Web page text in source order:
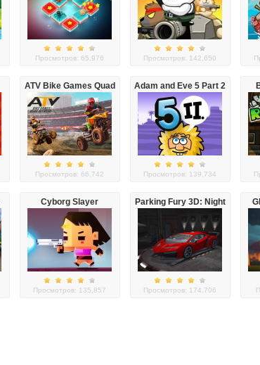
Просмотров: 65,976 Просмотров: 142,650
ATV Bike Games Quad
Offroad
Просмотров: 66,742
Adam and Eve 5 Part 2
Просмотров: 139,734
Cyborg Slayer
Просмотров: 135,857
Parking Fury 3D: Night
Просмотров: 174,706